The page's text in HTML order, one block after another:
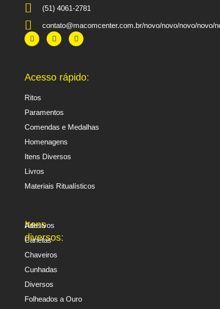
(51) 4061-2781
contato@macomcenter.com.br/novo/novo/novo/novo/
F
a
o
T
w
r
Y
o
b
e
Acesso rápido:
Ritos
Paramentos
Comendas e Medalhas
Homenagens
Itens Diversos
Livros
Materiais Ritualísticos
Itens
diversos:
Adesivos
Canetas
Chaveiros
Cunhadas
Diversos
Folheados a Ouro